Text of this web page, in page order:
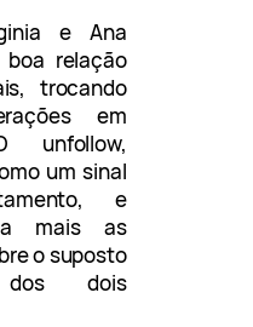
e Ana
boa relação
trocando
em
unfollow,
um sinal
e
mais as
o suposto
dos dois